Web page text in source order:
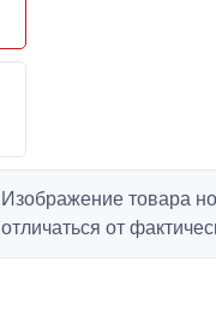
Изображение товара
отличаться от